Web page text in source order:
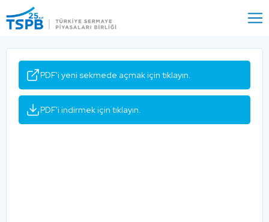
Close
PDF'i yeni sekmede açmak için tıklayın.
PDF'i indirmek için tıklayın.